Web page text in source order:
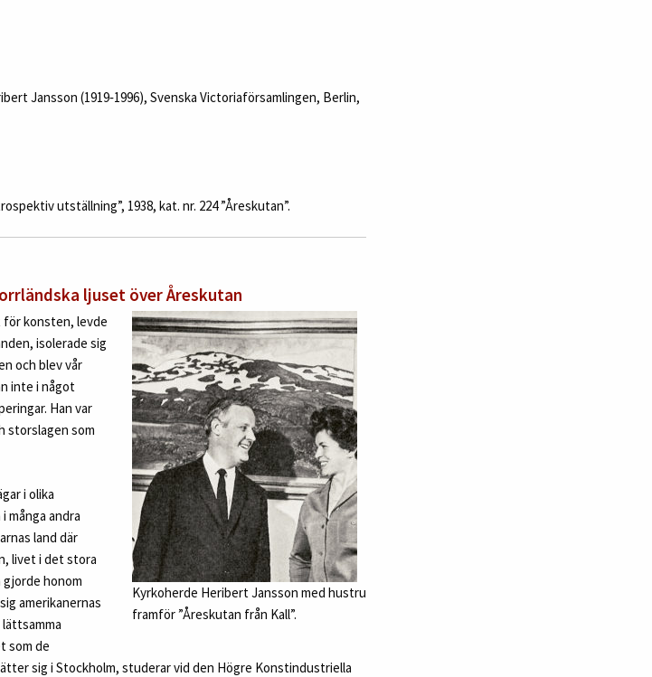
Jansson (1919‑1996), Svenska Victoriaförsamlingen, Berlin,
utställning”, 1938, kat. nr. 224 ”Åreskutan”.
ljuset över Åreskutan
Kyrkoherde Heribert Jansson med hustru
framför ”Åreskutan från Kall”.
för konsten, levde
isolerade sig
och blev vår
inte i något
Han var
storslagen som
i olika
många andra
land där
livet i det stora
honom
amerikanernas
som de
sig i Stockholm, studerar vid den Högre Konstindustriella